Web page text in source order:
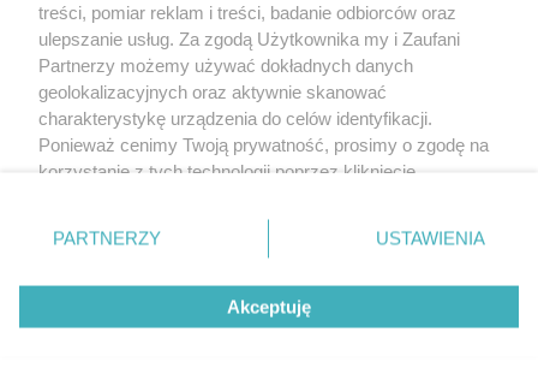
O nas
treści, pomiar reklam i treści, badanie odbiorców oraz
ulepszanie usług. Za zgodą Użytkownika my i Zaufani
Partnerzy możemy używać dokładnych danych
geolokalizacyjnych oraz aktywnie skanować
charakterystykę urządzenia do celów identyfikacji.
Ponieważ cenimy Twoją prywatność, prosimy o zgodę na
korzystanie z tych technologii poprzez kliknięcie
zmienić/wycofać klikając przycisk ustawień prywatności
znajdujący się w lewym dolnym rogu strony
rodzaje przetwarzania danych nie wymagają zgody
użytkownika, ale masz prawo sprzeciwić się takiemu
przetwarzaniu. Preferencje będą miały zastosowanie tylko
PARTNERZY USTAWIENIA
Akceptuję